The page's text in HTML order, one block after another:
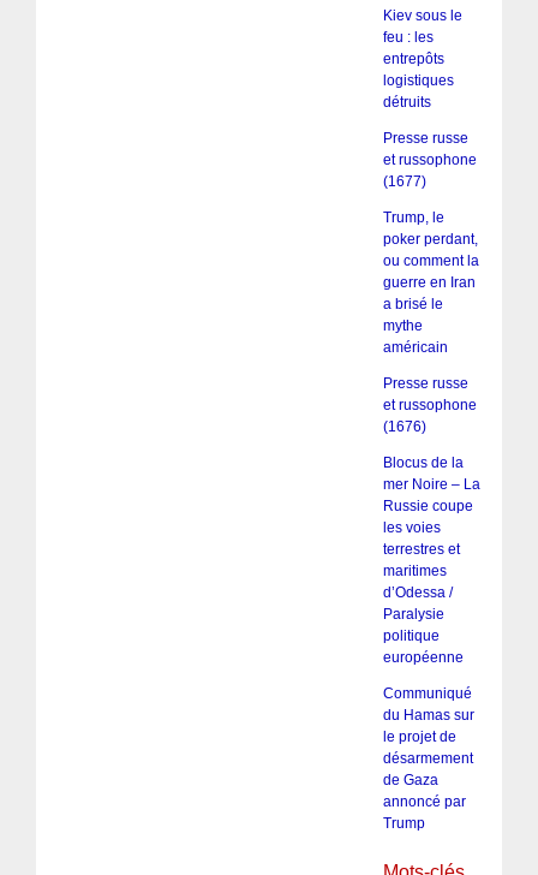
Kiev sous le
feu : les
entrepôts
logistiques
détruits
Presse russe
et russophone
(1677)
Trump, le
poker perdant,
ou comment la
guerre en Iran
a brisé le
mythe
américain
Presse russe
et russophone
(1676)
Blocus de la
mer Noire – La
Russie coupe
les voies
terrestres et
maritimes
d’Odessa /
Paralysie
politique
européenne
Communiqué
du Hamas sur
le projet de
désarmement
de Gaza
annoncé par
Trump